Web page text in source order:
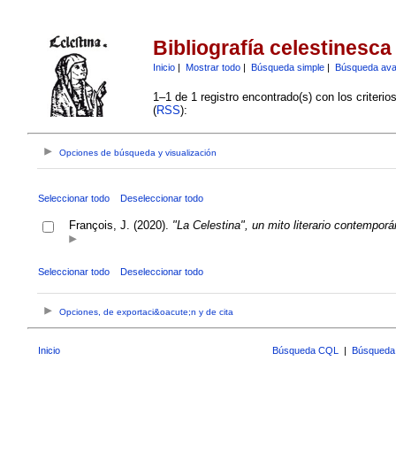
Bibliografía celestinesca
Inicio| Mostrar todo| Búsqueda simple| Búsqueda
1–1 de 1 registro encontrado(s) con los
(RSS):
Opciones de búsqueda y visualización
Seleccionar todo Deseleccionar todo
François, J. (2020). "La Celestina", un mito literario
Seleccionar todo Deseleccionar todo
Opciones, de exportaci&oacute;n y de cita
Inicio Búsqueda CQL |